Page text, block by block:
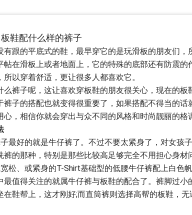
鞋配什么样的裤子
有跟的平底式的鞋，最早穿它的是玩滑板的朋友们
帖在滑板上或者地面上，它的特殊的底部还有防震
所以穿着舒适，更让很多人都喜欢它。
么裤子呢，这让喜欢穿板鞋的朋友很关心，现在的
裤子的搭配也就变得很重要了，如果搭配不得当的
心，相信你就会穿出与众不同的风格和时尚靓丽的格
最好的就是牛仔裤了。不过不要太紧身了，对女孩
裤的那种，特别是那些比较高足够完全不用担心身材
松、或紧身的T-Shirt基础型的低腰牛仔裤配上白色
最值得关注的就属牛仔裤与板鞋的配合了。裤脚过小
在鞋帮上，这才刚好;而直筒裤则选择高帮的板鞋，